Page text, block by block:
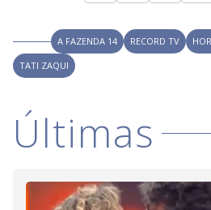
i
d
e
o
A FAZENDA 14 RECORD TV
TATI ZAQUI
Últimas